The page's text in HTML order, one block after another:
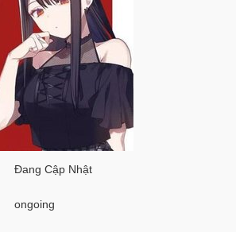
Đang Cập Nhật
ongoing